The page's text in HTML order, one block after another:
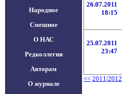
Народное
Смешное
О НАС
Редколлегия
Авторам
О журнале
26.07.2011
18:15
25.07.2011
23:47
<< 2011|2012